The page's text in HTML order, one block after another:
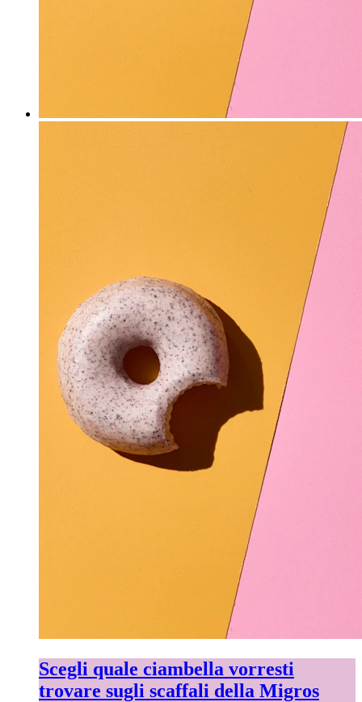
Scegli quale ciambella vorresti
trovare sugli scaffali della Migros